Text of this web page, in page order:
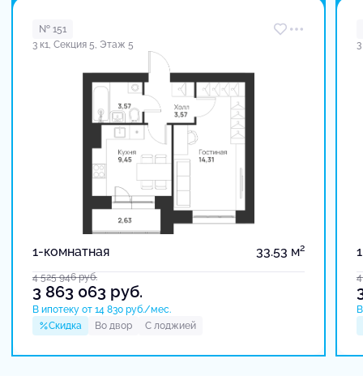
№ 151
3 к1, Секция 5, Этаж 5
1-комнатная 33.53 м2
4 525 946руб.
3 863 063 руб.
В ипотеку от 14 830 руб./мес.
Скидка
Во двор С лоджией